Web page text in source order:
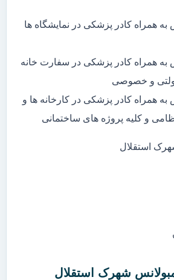
به همراه کادر پزشکی در نمایشگاه ها
به همراه کادر پزشکی در سفارت خانه
و خصوصی
به همراه کادر پزشکی در کارخانه ها و
و کلیه پروژه های ساختمانی
استقلال
شهرک استقلال